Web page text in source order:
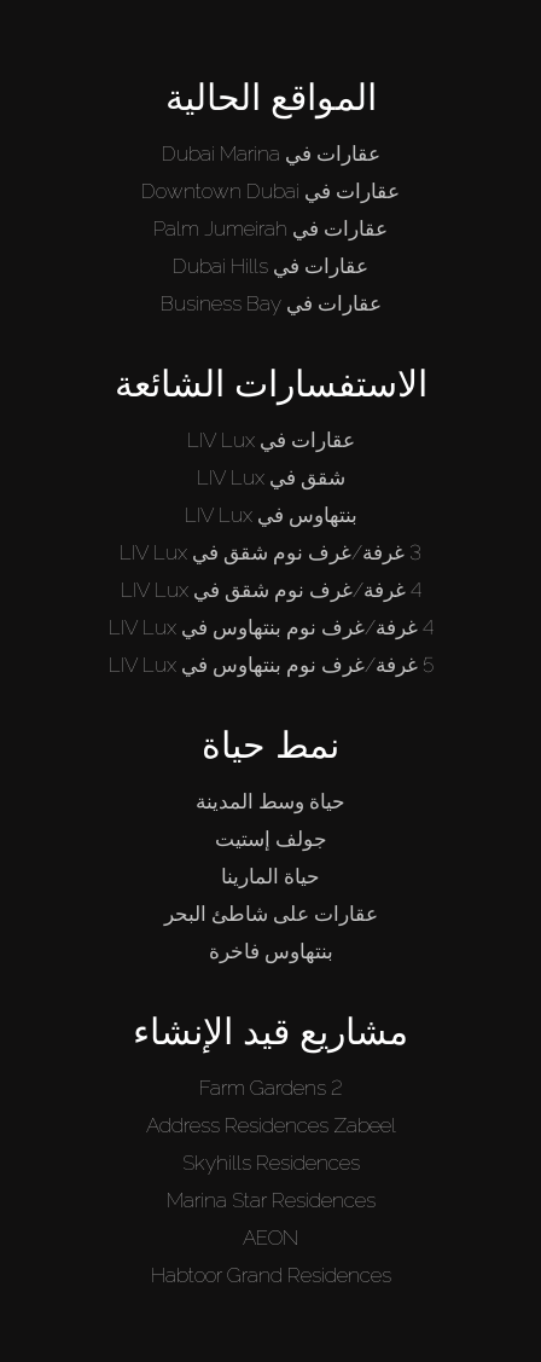
المواقع الحالية
عقارات في Dubai Marina
عقارات في Downtown Dubai
عقارات في Palm Jumeirah
عقارات في Dubai Hills
عقارات في Business Bay
الاستفسارات الشائعة
عقارات في LIV Lux
شقق في LIV Lux
بنتهاوس في LIV Lux
3 غرفة/غرف نوم شقق في LIV Lux
4 غرفة/غرف نوم شقق في LIV Lux
4 غرفة/غرف نوم بنتهاوس في LIV Lux
5 غرفة/غرف نوم بنتهاوس في LIV Lux
نمط حياة
حياة وسط المدينة
جولف إستيت
حياة المارينا
عقارات على شاطئ البحر
بنتهاوس فاخرة
مشاريع قيد الإنشاء
Farm Gardens 2
Address Residences Zabeel
Skyhills Residences
Marina Star Residences
AEON
Habtoor Grand Residences